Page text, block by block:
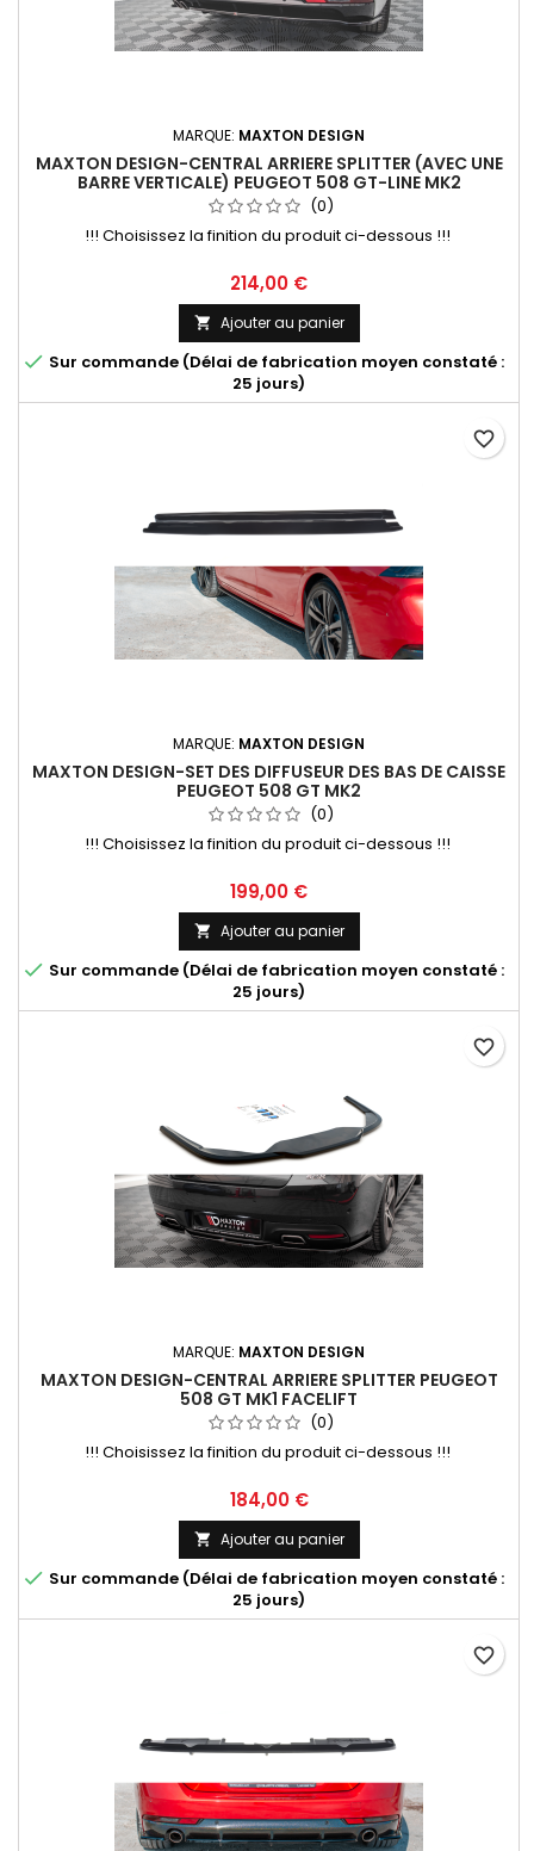
MARQUE: MAXTON DESIGN
MAXTON DESIGN-CENTRAL ARRIERE SPLITTER (AVEC UNE
BARRE VERTICALE) PEUGEOT 508 GT-LINE MK2
(0)
!!! Choisissez la finition du produit ci-dessous !!!
Prix
214,00 €
 Ajouter au panier
 Sur commande (Délai de fabrication moyen constaté :
25 jours)
MARQUE: MAXTON DESIGN
MAXTON DESIGN-SET DES DIFFUSEUR DES BAS DE CAISSE
PEUGEOT 508 GT MK2
(0)
!!! Choisissez la finition du produit ci-dessous !!!
Prix
199,00 €
 Ajouter au panier
 Sur commande (Délai de fabrication moyen constaté :
25 jours)
favorite_border
MARQUE: MAXTON DESIGN
MAXTON DESIGN-CENTRAL ARRIERE SPLITTER PEUGEOT
508 GT MK1 FACELIFT
(0)
!!! Choisissez la finition du produit ci-dessous !!!
Prix
184,00 €
 Ajouter au panier
 Sur commande (Délai de fabrication moyen constaté :
25 jours)
favorite_border
favorite_border